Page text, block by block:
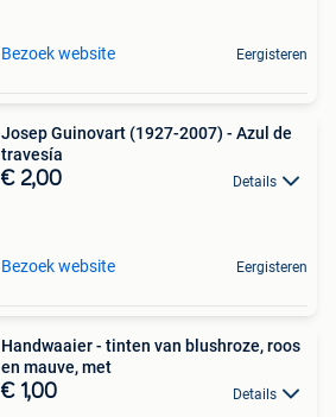
Bezoek website Eergisteren
Josep Guinovart (1927-2007) - Azul de
travesía
€ 2,00 Details
Bezoek website Eergisteren
Handwaaier - tinten van blushroze, roos
en mauve, met
€ 1,00 Details